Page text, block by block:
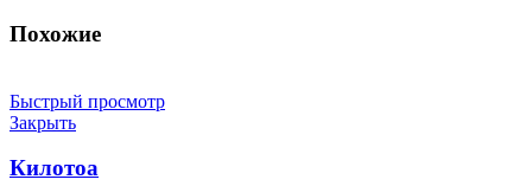
Похожие
Быстрый просмотр
Закрыть
Килотоа